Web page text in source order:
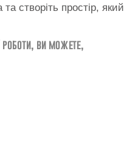
створіть простір, який
роботи, ви можете,